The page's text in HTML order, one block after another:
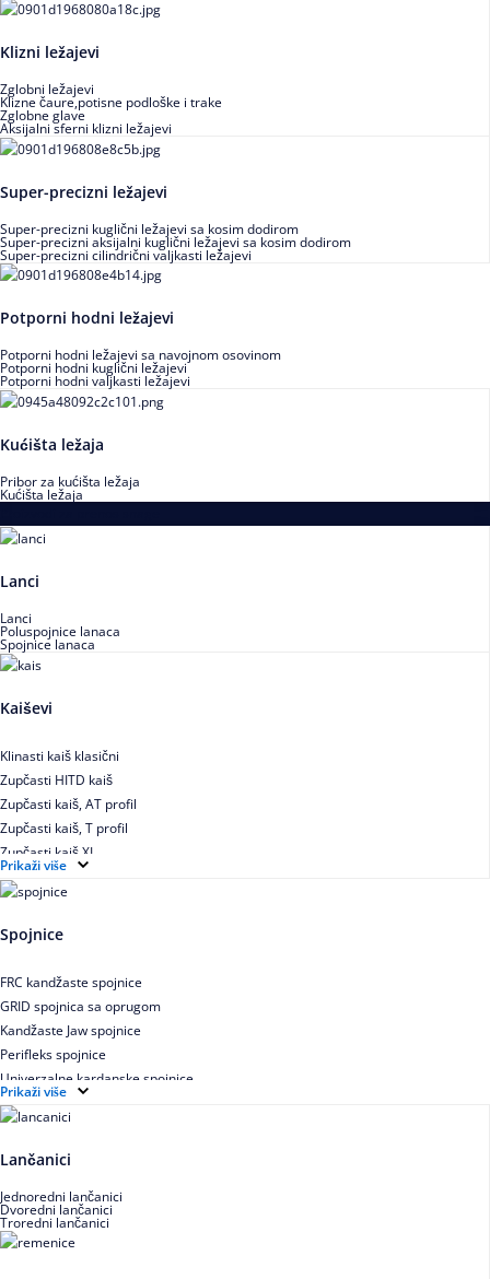
Klizni ležajevi
Zglobni ležajevi
Klizne čaure,potisne podloške i trake
Zglobne glave
Aksijalni sferni klizni ležajevi
Super-precizni ležajevi
Super-precizni kuglični ležajevi sa kosim dodirom
Super-precizni aksijalni kuglični ležajevi sa kosim dodirom
Super-precizni cilindrični valjkasti ležajevi
Potporni hodni ležajevi
Potporni hodni ležajevi sa navojnom osovinom
Potporni hodni kuglični ležajevi
Potporni hodni valjkasti ležajevi
Kućišta ležaja
Pribor za kućišta ležaja
Kućišta ležaja
Lanci
Lanci
Poluspojnice lanaca
Spojnice lanaca
Kaiševi
Klinasti kaiš klasični
Zupčasti HITD kaiš
Zupčasti kaiš, AT profil
Zupčasti kaiš, T profil
Zupčasti kaiš XL
Zupčasti STD kaiš
Uskoprofilno klinasto remenje
Uskoprofilno klinasto remenje spojeno
Uskoprofilno klinasto remenje XP extra power
Višekanalno remenje PJ,PK
Prikaži više
Spojnice
FRC kandžaste spojnice
GRID spojnica sa oprugom
Kandžaste Jaw spojnice
Perifleks spojnice
Univerzalne kardanske spojnice
Zupčaste spojnice
Prikaži više
Lančanici
Jednoredni lančanici
Dvoredni lančanici
Troredni lančanici